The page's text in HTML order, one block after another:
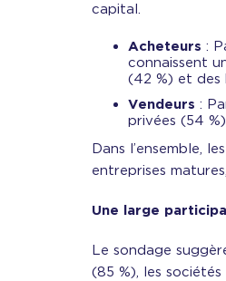
capital.
Acheteurs :
connaissent
(42 %) et des
Vendeurs :
privées (54
Dans l’ensemble,
entreprises
Une large
Le sondage
(85 %), les